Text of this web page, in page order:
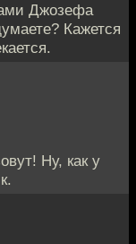
Джозефа
Кажется
Ну, как у